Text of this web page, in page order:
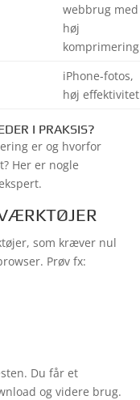
webbrug med
høj
komprimering
iPhone-fotos,
høj effektivitet
I PRAKSIS?
er og hvorfor
Her er nogle
som kræver nul
Prøv fx:
Du får et
og videre brug.